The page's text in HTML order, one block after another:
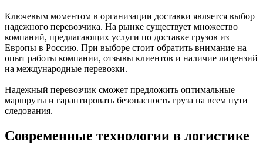
Ключевым моментом в организации доставки является выбор
надежного перевозчика. На рынке существует множество
компаний, предлагающих услуги по доставке грузов из
Европы в Россию. При выборе стоит обратить внимание на
опыт работы компании, отзывы клиентов и наличие лицензий
на международные перевозки.
Надежный перевозчик сможет предложить оптимальные
маршруты и гарантировать безопасность груза на всем пути
следования.
Современные технологии в логистике